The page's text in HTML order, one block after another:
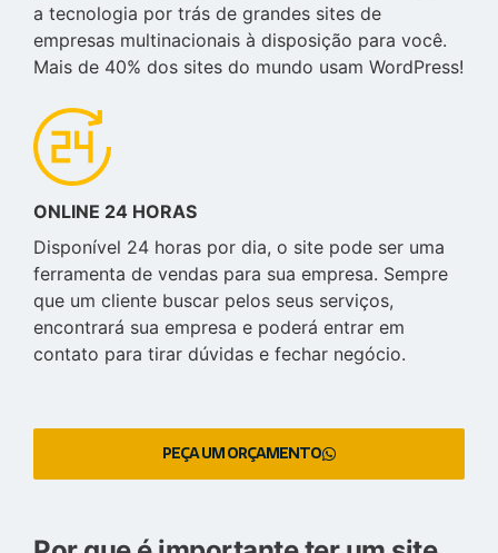
a tecnologia por trás de grandes sites de
empresas multinacionais à disposição para você.
Mais de 40% dos sites do mundo usam WordPress!
ONLINE 24 HORAS
Disponível 24 horas por dia, o site pode ser uma
ferramenta de vendas para sua empresa. Sempre
que um cliente buscar pelos seus serviços,
encontrará sua empresa e poderá entrar em
contato para tirar dúvidas e fechar negócio.
PEÇA UM ORÇAMENTO